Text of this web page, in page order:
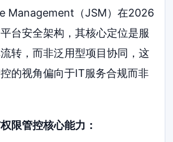
Management（JSM）在2026
台安全架构，其核心定位是服
转，而非泛用型项目协同，这
的视角偏向于IT服务合规而非
限管控核心能力：